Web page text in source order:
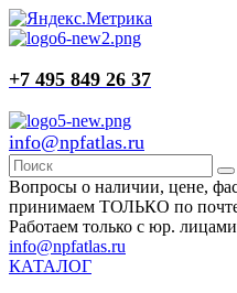
+7 495 849 26 37
info@npfatlas.ru
Вопросы о наличии, цене,
принимаем ТОЛЬКО по
Работаем только с юр.
info@npfatlas.ru
КАТАЛОГ